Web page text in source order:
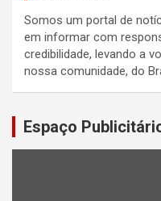
Somos um portal de
em informar com
credibilidade, levando a
nossa comunidade, do
Espaço